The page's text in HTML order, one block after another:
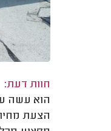
חוות דעת:
הוא עשה